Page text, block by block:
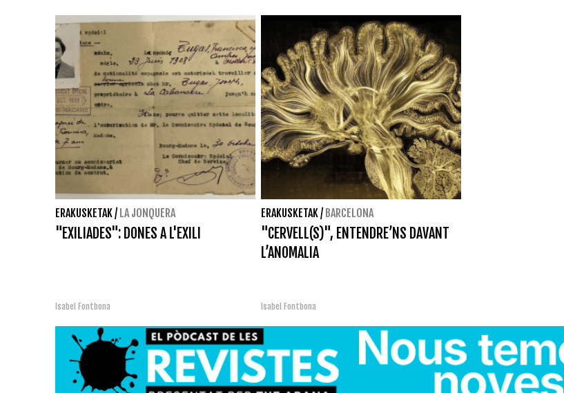
ERAKUSKETAK/ LA JONQUERA
"EXILIADES": DONES A L'EXILI
Isabel Fontbona
ERAKUSKETAK/ BARCELONA
"CERVELL(S)", ENTENDRE’NS DAVANT
L’ANOMALIA
Isabel Fontbona